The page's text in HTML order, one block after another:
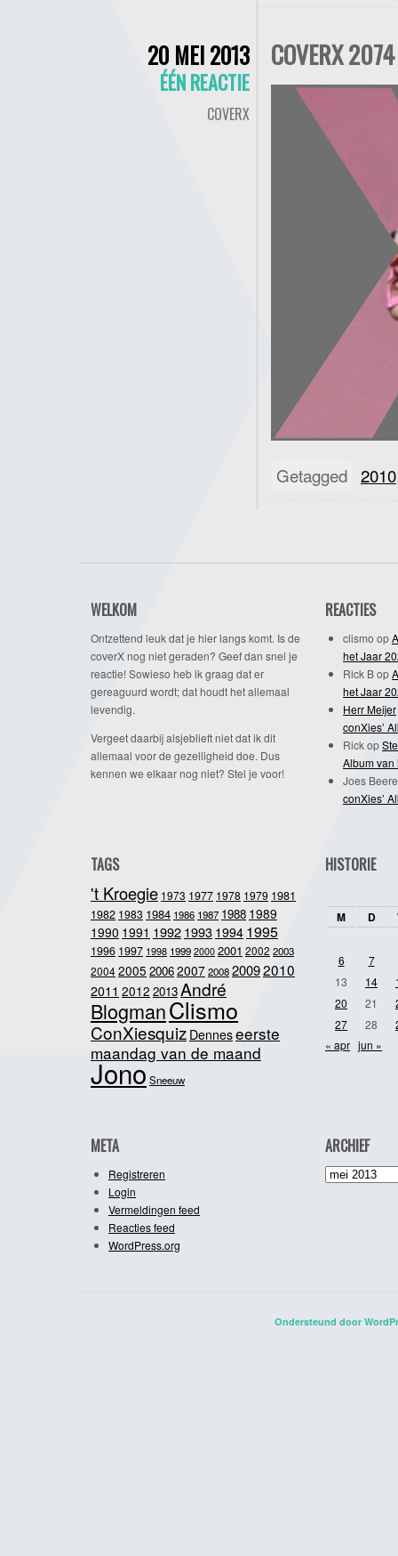
20 MEI 2013
ÉÉN REACTIE
COVERX
COVERX
Getagged 2010
WELKOM
Ontzettend leuk dat je hier langs komt. Is de
coverX nog niet geraden? Geef dan snel je
reactie! Sowieso heb ik graag dat er
gereaguurd wordt; dat houdt het allemaal
levendig.
Vergeet daarbij alsjeblieft niet dat ik dit
allemaal voor de gezelligheid doe. Dus
kennen we elkaar nog niet? Stel je voor!
REACTIES
clismo op
het Jaar
Rick Bop
het Jaar
Herr Meijer
conXies’
Rickop
Album van
Joes
conXies’
TAGS
't Kroegie 1973 1977 1978 1979 1981
1982 1983 1984 1986 1987 1988 1989
1990 1991 19921993 1994 1995
1996 1997 1998 1999 2000 2001 2002 2003
20042005 20062007200820092010
2011 2012 2013André
BlogmanClismo
ConXiesquiz Denneseerste
maandag van de maand
JonoSneeuw
HISTORIE
M D
6
7
13
14
20
21
27
28
« apr jun »
META
Registreren
Login
Vermeldingen feed
Reacties feed
WordPress.org
ARCHIEF
Archief
Ondersteund door